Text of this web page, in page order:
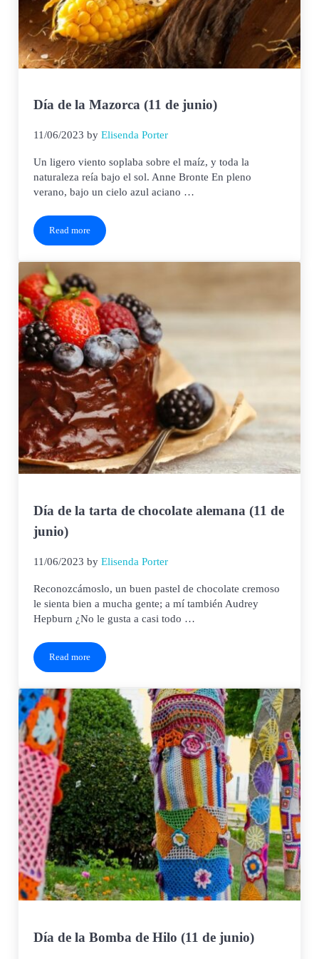
Día de la Mazorca (11 de junio)
11/06/2023 byElisenda Porter
Un ligero viento soplaba sobre el maíz, y toda la
naturaleza reía bajo el sol. Anne Bronte En pleno
verano, bajo un cielo azul aciano …
Read moreDía de la Mazorca (11 de junio)
Día de la tarta de chocolate alemana (11 de
junio)
11/06/2023 byElisenda Porter
Reconozcámoslo, un buen pastel de chocolate cremoso
le sienta bien a mucha gente; a mí también Audrey
Hepburn ¿No le gusta a casi todo …
Read moreDía de la tarta de chocolate alemana (11 de junio)
Día de la Bomba de Hilo (11 de junio)